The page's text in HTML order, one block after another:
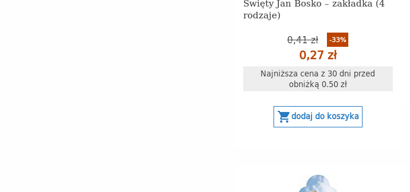
rodzaje)
0,41 zł -33%
0,27 zł
Najniższa cena z 30 dni przed
obniżką 0.50 zł
shopping_cartdodaj do koszyka